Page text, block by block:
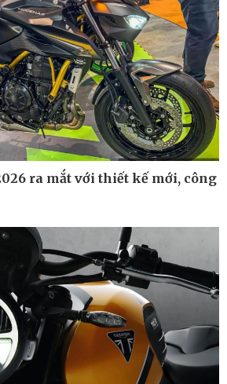
Thông tin doanh nghiệp
Doanh nghiệp 24h
Doanh nhân
Vì cộng đồng
ra mắt với thiết kế mới, công